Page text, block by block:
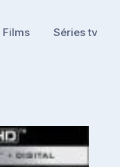
Films Séries tv